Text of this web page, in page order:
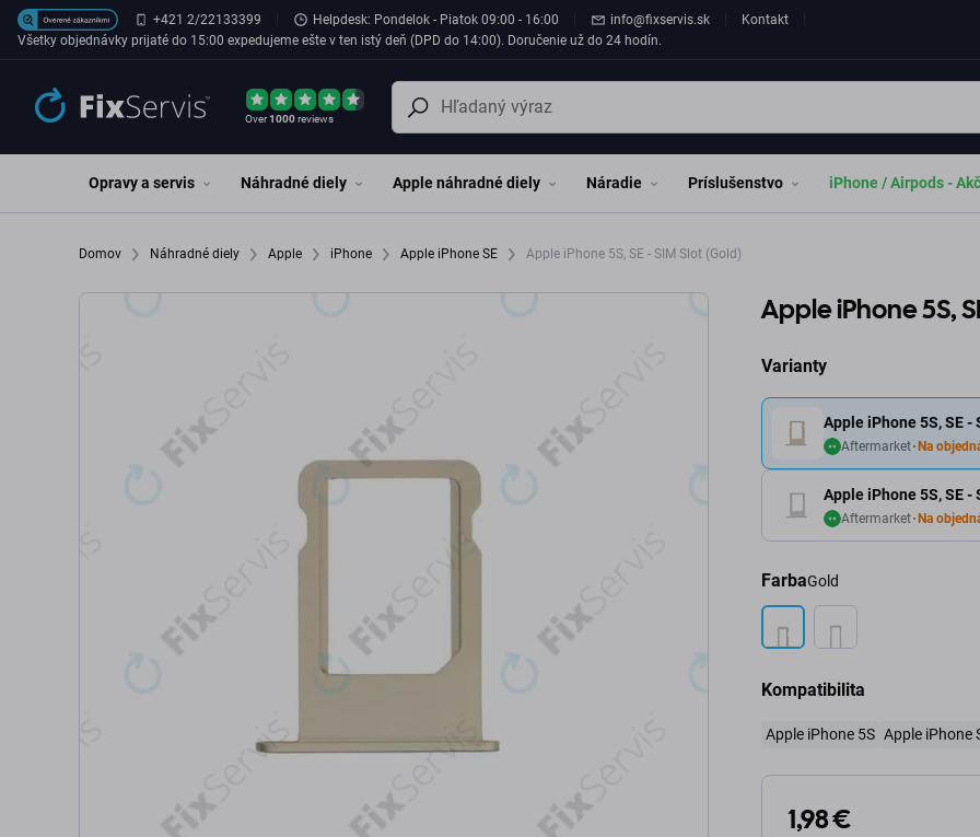
Preskočiť na hlavný obsah+421 2/22133399 Helpdesk: Pondelok - Piatok 09:00 - 16:00 info@fixservis.sk
Kontakt
Všetky objednávky prijaté do 15:00 expedujeme ešte v ten istý deň (DPD do 14:00). Doručenie už do 24 hodín.
Over1000reviews
Opravy a servis Náhradné diely Apple náhradné diely Náradie Príslušenstvo iPhone / Airpods -
Domov Náhradné diely Apple iPhone Apple iPhone SE Apple iPhone 5S, SE - SIM Slot (Gold)
Apple iPhone 5S,
Varianty
Apple iPhone 5S, SE -
Aftermarket Na
Apple iPhone 5S, SE -
Aftermarket Na
FarbaGold
Kompatibilita
Apple iPhone 5S Apple iPhone
1,98 €